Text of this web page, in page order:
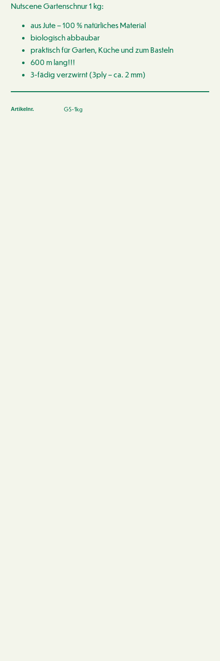
Nutscene Gartenschnur 1 kg:
aus Jute – 100 % natürliches Material
biologisch abbaubar
praktisch für Garten, Küche und zum Basteln
600 m lang!!!
3-fädig verzwirnt (3ply – ca. 2 mm)
Artikelnr. GS-1kg